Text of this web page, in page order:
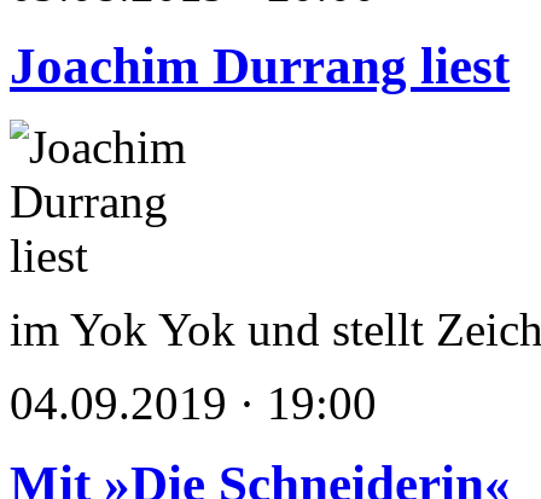
Joachim Durrang liest
im Yok Yok und stellt
04.09.2019 · 19:00
Mit »Die Schneiderin«